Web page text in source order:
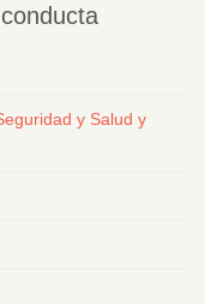
y Salud y